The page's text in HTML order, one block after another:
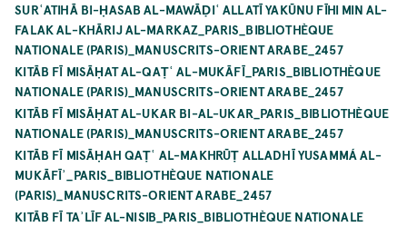
SURʿATIHĀ BI-ḤASAB AL-MAWĀḌIʿ ALLATĪ YAKŪNU FĪHI MIN AL-
FALAK AL-KHĀRIJ AL-MARKAZ_PARIS_BIBLIOTHÈQUE
NATIONALE (PARIS)_MANUSCRITS-ORIENT ARABE_2457
KITĀB FĪ MISĀḤAT AL-QAṬʿ AL-MUKĀFĪ_PARIS_BIBLIOTHÈQUE
NATIONALE (PARIS)_MANUSCRITS-ORIENT ARABE_2457
KITĀB FĪ MISĀḤAT AL-UKAR BI-AL-UKAR_PARIS_BIBLIOTHÈQUE
NATIONALE (PARIS)_MANUSCRITS-ORIENT ARABE_2457
KITĀB FĪ MISĀḤAH QAṬʿ AL-MAKHRŪṬ ALLADHĪ YUSAMMÁ AL-
MUKĀFĪʾ_PARIS_BIBLIOTHÈQUE NATIONALE
(PARIS)_MANUSCRITS-ORIENT ARABE_2457
KITĀB FĪ TAʾLĪF AL-NISIB_PARIS_BIBLIOTHÈQUE NATIONALE